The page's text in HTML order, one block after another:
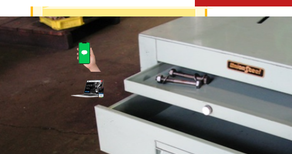
お見積り・査定は 無料
LINEで査定 （友だち追加）
買取フォームで査定
お電話でも受け付けております
0569-21-7375